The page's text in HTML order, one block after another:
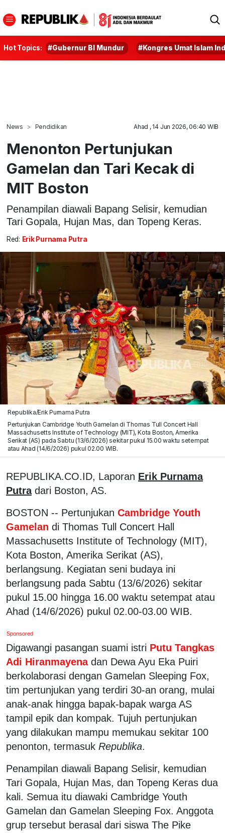
Hot Topics: #Gubernur BI Mundur #Kongres Umat Islam
News Pendidikan Ahad , 14 Jun 2026, 06:40 WIB
Menonton Pertunjukan
Gamelan dan Tari Kecak di
MIT Boston
Penampilan diawali Bapang Selisir, kemudian
Tari Gopala, Hujan Mas, dan Topeng Keras.
Red: Erik Purnama Putra
Republika/Erik Purnama Putra
Pertunjukan Cambridge Youth Gamelan di Thomas Tull Concert Hall
Massachusetts Institute of Technology (MIT), Kota Boston, Amerika
Serikat (AS) pada Sabtu (13/6/2026) sekitar pukul 15.00 waktu setempat
atau Ahad (14/6/2026) pukul 02.00 WIB.
REPUBLIKA.CO.ID, Laporan Erik Purnama
Putradari Boston, AS.
BOSTON -- Pertunjukan Cambridge Youth
Gamelan di Thomas Tull Concert Hall
Massachusetts Institute of Technology (MIT),
Kota Boston, Amerika Serikat (AS),
berlangsung. Kegiatan seni budaya ini
berlangsung pada Sabtu (13/6/2026) sekitar
pukul 15.00 hingga 16.00 waktu setempat atau
Ahad (14/6/2026) pukul 02.00-03.00 WIB.
Sponsored
Digawangi pasangan suami istri Putu Tangkas
Adi Hiranmayena dan Dewa Ayu Eka Puiri
berkolaborasi dengan Gamelan Sleeping Fox,
tim pertunjukan yang terdiri 30-an orang, mulai
anak-anak hingga bapak-bapak warga AS
tampil epik dan kompak. Tujuh pertunjukan
yang dilakukan mampu memukau sekitar 100
penonton, termasuk Republika.
Penampilan diawali Bapang Selisir, kemudian
Tari Gopala, Hujan Mas, dan Topeng Keras dua
kali. Semua itu diawaki Cambridge Youth
Gamelan dan Gamelan Sleeping Fox. Anggota
grup tersebut berasal dari siswa The Pike